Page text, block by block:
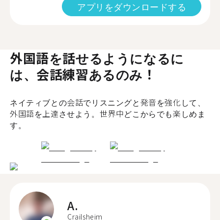
アプリをダウンロードする
外国語を話せるようになるに
は、会話練習あるのみ！
ネイティブとの会話でリスニングと発音を強化して、
外国語を上達させよう。世界中どこからでも楽しめま
す。
A.
Crailsheim